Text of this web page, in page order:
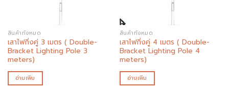
สินค้าทั้งหมด
เสาไฟกิ่งคู่ 3 เมตร ( Double-
Bracket Lighting Pole 3
meters)
อ่านเพิ่ม
สินค้าทั้งหมด
เสาไฟกิ่งคู่ 4 เมตร ( Double-
Bracket Lighting Pole 4
meters)
อ่านเพิ่ม